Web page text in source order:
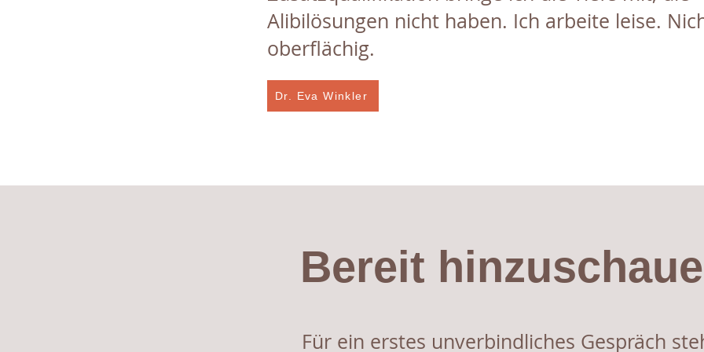
Alibilösungen nicht haben. Ich arbeite leise.
oberflächig.
Dr. Eva Winkler
Bereit
Für ein erstes unverbindliches Gespräch